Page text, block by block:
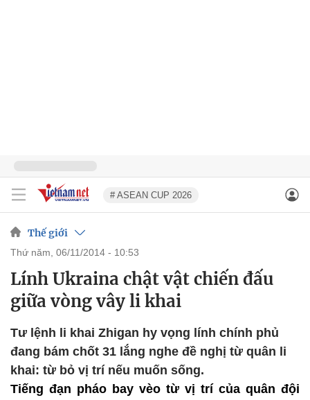
# ASEAN CUP 2026
Thế giới
thứ năm, 06/11/2014 - 10:53
Lính Ukraina chật vật chiến đấu
giữa vòng vây li khai
Tư lệnh li khai Zhigan hy vọng lính chính phủ
đang bám chốt 31 lắng nghe đề nghị từ quân li
khai: từ bỏ vị trí nếu muốn sống.
Tiếng đạn pháo bay vèo từ vị trí của quân đội